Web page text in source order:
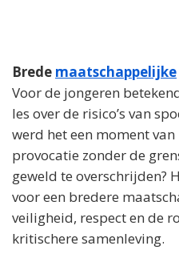
Brede maatschappelijke
Voor de jongeren
les over de risico’s van
werd het een moment
provocatie zonder de
geweld te overschrijden?
voor een bredere
veiligheid, respect en de
kritischere samenleving.